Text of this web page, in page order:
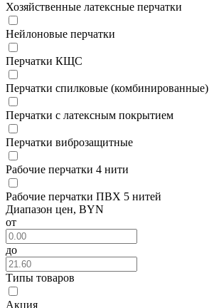
Хозяйственные латексные перчатки
Нейлоновые перчатки
Перчатки КЩС
Перчатки спилковые (комбинированные)
Перчатки с латексным покрытием
Перчатки виброзащитные
Рабочие перчатки 4 нити
Рабочие перчатки ПВХ 5 нитей
Диапазон цен, BYN
от
до
Типы товаров
Акция